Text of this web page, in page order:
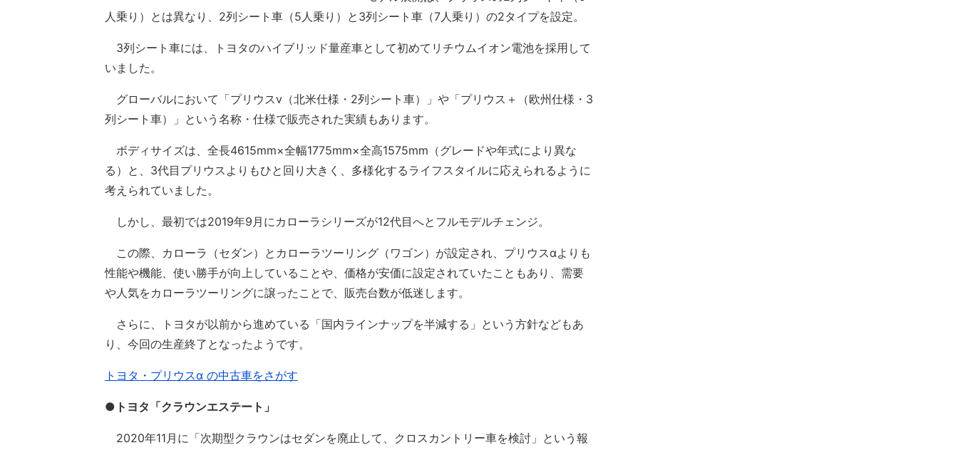
人乗り）とは異なり、2列シート車（5人乗り）と3列シート車（7人乗り）の2タイプを設定。
3列シート車には、トヨタのハイブリッド量産車として初めてリチウムイオン電池を採用して
いました。
グローバルにおいて「プリウスv（北米仕様・2列シート車）」や「プリウス＋（欧州仕様・3
列シート車）」という名称・仕様で販売された実績もあります。
ボディサイズは、全長4615mm×全幅1775mm×全高1575mm（グレードや年式により異な
る）と、3代目プリウスよりもひと回り大きく、多様化するライフスタイルに応えられるように
考えられていました。
しかし、最初では2019年9月にカローラシリーズが12代目へとフルモデルチェンジ。
この際、カローラ（セダン）とカローラツーリング（ワゴン）が設定され、プリウスαよりも
性能や機能、使い勝手が向上していることや、価格が安価に設定されていたこともあり、需要
や人気をカローラツーリングに譲ったことで、販売台数が低迷します。
さらに、トヨタが以前から進めている「国内ラインナップを半減する」という方針などもあ
り、今回の生産終了となったようです。
トヨタ・プリウスα の中古車をさがす
●トヨタ「クラウンエステート」
2020年11月に「次期型クラウンはセダンを廃止して、クロスカントリー車を検討」という報